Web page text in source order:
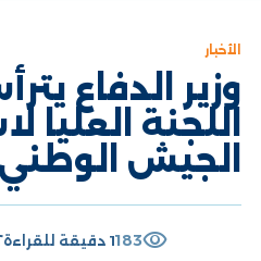
الأخبار
وزير الدفاع
اللجنة العليا
الجيش الوطني
٢ 1 دقيقة للقراءة visibility
183